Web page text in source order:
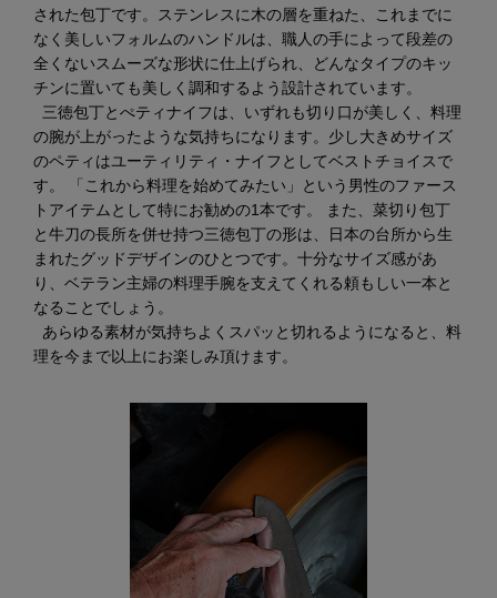
された包丁です。ステンレスに木の層を重ねた、これまでに
なく美しいフォルムのハンドルは、職人の手によって段差の
全くないスムーズな形状に仕上げられ、どんなタイプのキッ
チンに置いても美しく調和するよう設計されています。
三徳包丁とぺティナイフは、いずれも切り口が美しく、料理
の腕が上がったような気持ちになります。少し大きめサイズ
のペティはユーティリティ・ナイフとしてベストチョイスで
す。 「これから料理を始めてみたい」という男性のファース
トアイテムとして特にお勧めの1本です。 また、菜切り包丁
と牛刀の長所を併せ持つ三徳包丁の形は、日本の台所から生
まれたグッドデザインのひとつです。十分なサイズ感があ
り、ベテラン主婦の料理手腕を支えてくれる頼もしい一本と
なることでしょう。
あらゆる素材が気持ちよくスパッと切れるようになると、料
理を今まで以上にお楽しみ頂けます。